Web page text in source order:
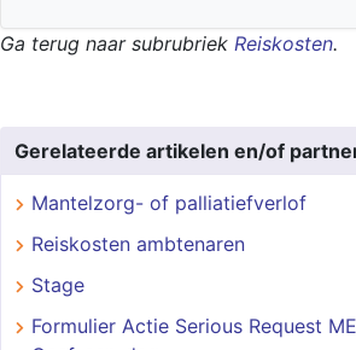
Ga terug naar subrubriek Reiskosten.
Gerelateerde artikelen en/of
Mantelzorg- of palliatiefverlof
Reiskosten ambtenaren
Stage
Formulier Actie Serious Request